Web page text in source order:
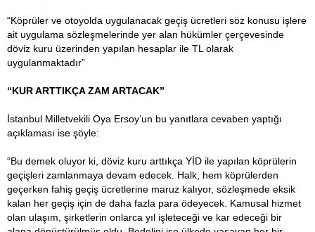
“Köprüler ve otoyolda uygulanacak geçiş ücretleri söz konusu işlere
ait uygulama sözleşmelerinde yer alan hükümler çerçevesinde
döviz kuru üzerinden yapılan hesaplar ile TL olarak
uygulanmaktadır”
“KUR ARTTIKÇA ZAM ARTACAK”
İstanbul Milletvekili Oya Ersoy’un bu yanıtlara cevaben yaptığı
açıklaması ise şöyle:
“Bu demek oluyor ki, döviz kuru arttıkça YİD ile yapılan köprülerin
geçişleri zamlanmaya devam edecek. Halk, hem köprülerden
geçerken fahiş geçiş ücretlerine maruz kalıyor, sözleşmede eksik
kalan her geçiş için de daha fazla para ödeyecek. Kamusal hizmet
olan ulaşım, şirketlerin onlarca yıl işleteceği ve kar edeceği bir